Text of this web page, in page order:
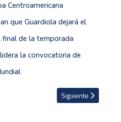
Centroamericana
que Guardiola dejará el
final de la temporada
la convocatoria de
de la creatina y cómoArtículo siguiente:
Siguiente